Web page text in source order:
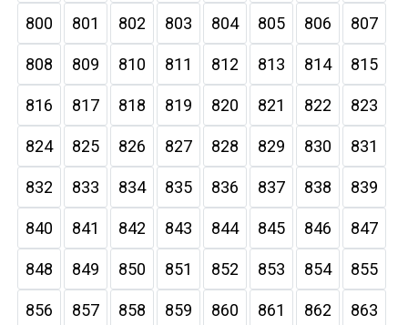
800 801 802 803 804 805 806 807
808 809 810 811 812 813 814 815
816 817 818 819 820 821 822 823
824 825 826 827 828 829 830 831
832 833 834 835 836 837 838 839
840 841 842 843 844 845 846 847
848 849 850 851 852 853 854 855
856 857 858 859 860 861 862 863